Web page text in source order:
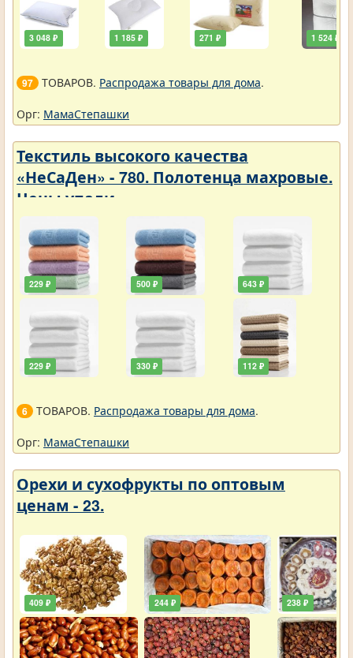
3 048 ₽ 1 185 ₽ 271 ₽ 1 524 ₽
97 ТОВАРОВ. Распродажа товары для дома.
Орг: МамаСтепашки
Текстиль высокого качества
«НеСаДен» - 780. Полотенца махровые.
Цены упали
229 ₽
229 ₽
500 ₽
330 ₽
643 ₽
112 ₽
6 ТОВАРОВ. Распродажа товары для дома.
Орг: МамаСтепашки
Орехи и сухофрукты по оптовым
ценам - 23.
409 ₽ 244 ₽ 238 ₽